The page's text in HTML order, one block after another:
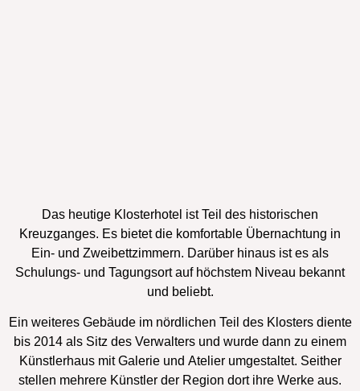
Das heutige Klosterhotel ist Teil des historischen
Kreuzganges. Es bietet die komfortable Übernachtung in
Ein- und Zweibettzimmern. Darüber hinaus ist es als
Schulungs- und Tagungsort auf höchstem Niveau bekannt
und beliebt.
Ein weiteres Gebäude im nördlichen Teil des Klosters diente
bis 2014 als Sitz des Verwalters und wurde dann zu einem
Künstlerhaus mit Galerie und Atelier umgestaltet. Seither
stellen mehrere Künstler der Region dort ihre Werke aus.